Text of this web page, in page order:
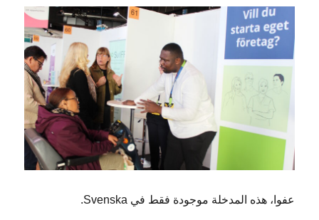
عفوا، هذه المدخلة موجودة فقط في Svenska.